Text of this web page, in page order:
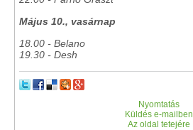
Május 10., vasárnap
18.00 - Belano
19.30 - Desh
Nyomtatás
Küldés e-mailben
Az oldal tetejére